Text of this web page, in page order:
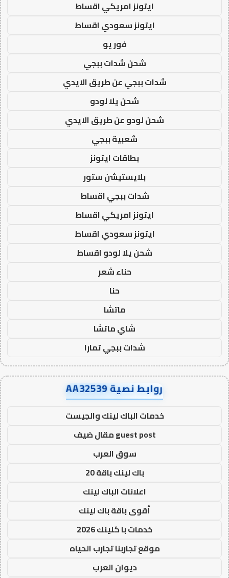
ايتونز امريكي اقساط
ايتونز سعودي اقساط
فور يو
شحن شدات ببجي
شدات ببجي عن طريق الايدي
شحن يلا لودو
شحن لودو عن طريق الايدي
شعبية ببجي
بطاقات ايتونز
بلايستيشن ستور
شدات ببجي اقساط
ايتونز امريكي اقساط
ايتونز سعودي اقساط
شحن يلا لودو اقساط
حناء شعر
حنا
ماتشا
شاي ماتشا
شدات ببجي تمارا
روابط نصية AA32539
خدمات الباك لينك والجيست
guest post مقال ضيف
سوق العرب
باك لينك باقة 20
اعلانات الباك لينك
أقوى باقة باك لينك
خدمات با كلينك 2026
موقع تجاربنا تجارب الحياه
ديوان العرب